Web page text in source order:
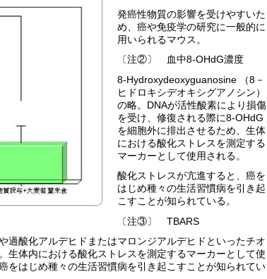
発癌性物質の影響を受けやすいた
め、癌や免疫学の研究に一般的に
用いられるマウス。
〔注②〕 血中8-OHdG濃度
8-Hydroxydeoxyguanosine （8－
ヒドロキシデオキシグアノシン）
の略。DNAが活性酸素により損傷
を受け、修復される際に8-OHdG
を細胞外に排出させるため、生体
における酸化ストレスを測定する
マーカーとして使用される。
酸化ストレスが亢進すると、癌を
はじめ種々の生活習慣病を引き起
こすことが知られている。
〔注③〕 TBARS
過酸化アルデヒドまたはマロンジアルデヒドといったチオ
生体内における酸化ストレスを測定するマーカーとして使
をはじめ種々の生活習慣病を引き起こすことが知られてい